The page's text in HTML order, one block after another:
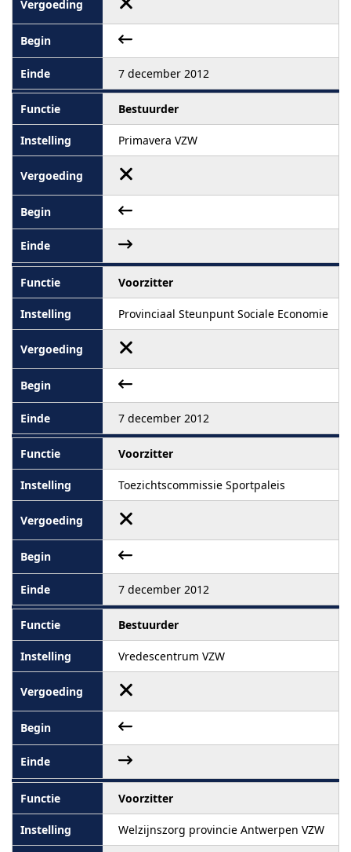
7 december 2012
Bestuurder
Primavera VZW
Voorzitter
Provinciaal Steunpunt Sociale Economie
7 december 2012
Voorzitter
Toezichtscommissie Sportpaleis
7 december 2012
Bestuurder
Vredescentrum VZW
Voorzitter
Welzijnszorg provincie Antwerpen VZW